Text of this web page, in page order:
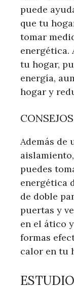
puede
que tu
tomar
energética.
tu hogar,
energía,
hogar y
Además de
puedes
energética
de doble
puertas y
en el ático
formas
calor en tu